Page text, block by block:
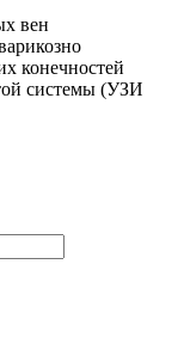
вен
конечностей
системы (УЗИ